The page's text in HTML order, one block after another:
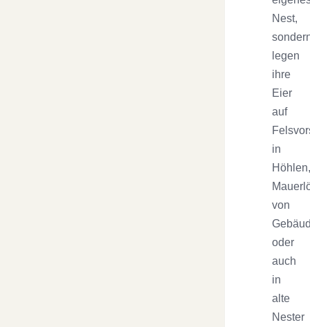
Nest,
legen
ihre
Eier
auf
in
von
oder
auch
in
alte
Nester